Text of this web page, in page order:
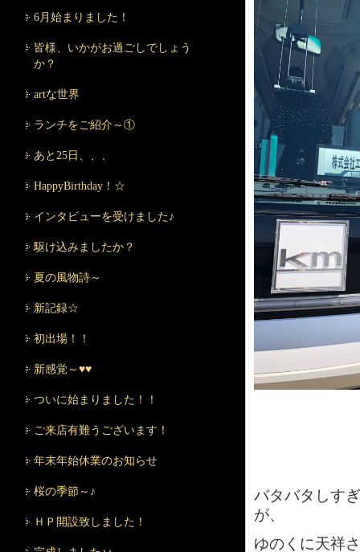
バタバタしす
が、
ゆのくに天祥
6月始まりました！
皆様、いかがお過ごしでしょう
か？
artな世界
ランチをご紹介～①
あと25日、、、
HappyBirthday！☆
インタビューを受けました♪
駆け込みましたか？
夏の風物詩～
新記録☆
初出場！！
新感覚～♥♥
ついに始まりました！！
ご来店有難うございます！
年末年始休業のお知らせ
桜の季節～♪
ＨＰ開設致しました！